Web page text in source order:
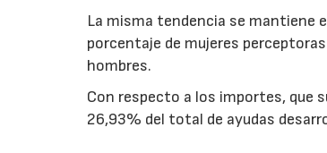
La misma tendencia se mantiene
porcentaje de mujeres
hombres.
Con respecto a los importes, que
26,93% del total de ayudas